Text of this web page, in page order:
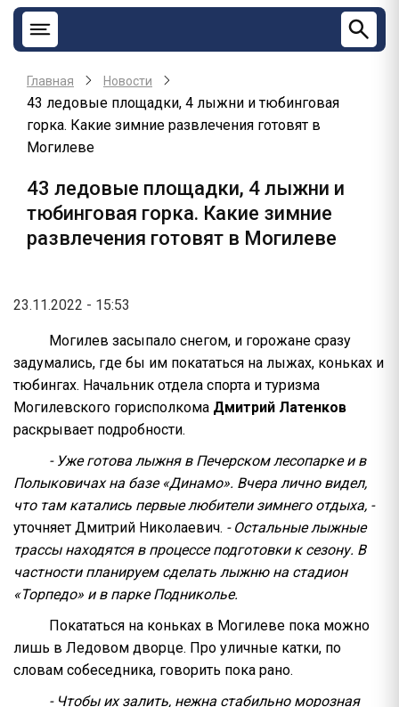
Главная Новости
43 ледовые площадки, 4 лыжни и тюбинговая
горка. Какие зимние развлечения готовят в
Могилеве
43 ледовые площадки, 4 лыжни и
тюбинговая горка. Какие зимние
развлечения готовят в Могилеве
23.11.2022 - 15:53
Могилев засыпало снегом, и горожане сразу
задумались, где бы им покататься на лыжах, коньках и
тюбингах. Начальник отдела спорта и туризма
Могилевского горисполкома Дмитрий Латенков
раскрывает подробности.
- Уже готова лыжня в Печерском лесопарке и в
Полыковичах на базе «Динамо». Вчера лично видел,
что там катались первые любители зимнего отдыха, -
уточняет Дмитрий Николаевич. - Остальные лыжные
трассы находятся в процессе подготовки к сезону. В
частности планируем сделать лыжню на стадион
«Торпедо» и в парке Подниколье.
Покататься на коньках в Могилеве пока можно
лишь в Ледовом дворце. Про уличные катки, по
словам собеседника, говорить пока рано.
- Чтобы их залить, нежна стабильно морозная